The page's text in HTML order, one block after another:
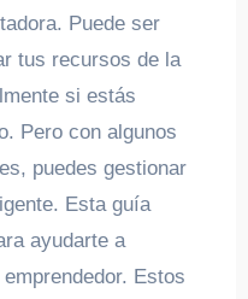
Puede ser
tus recursos de la
si estás
Pero con algunos
puedes gestionar
Esta guía
ayudarte a
Estos